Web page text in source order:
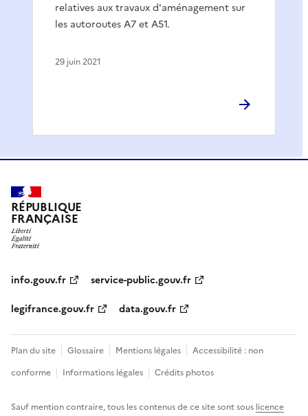
relatives aux travaux d'aménagement sur
les autoroutes A7 et A51.
29 juin 2021
RÉPUBLIQUE
FRANÇAISE
info.gouv.fr
service-public.gouv.fr
legifrance.gouv.fr
data.gouv.fr
Plan du site Glossaire Mentions légales
Accessibilité : non
conforme
Informations légales Crédits photos
Sauf mention contraire, tous les contenus de ce site sont sous licence